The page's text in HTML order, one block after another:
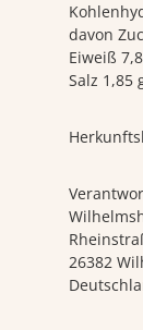
davon
Eiweiß
Salz 1,85
26382